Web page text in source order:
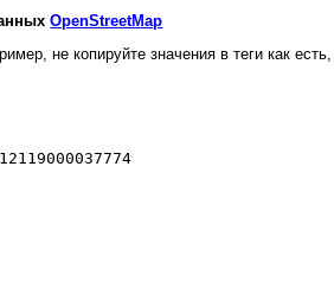
OpenStreetMap
не копируйте значения в теги как